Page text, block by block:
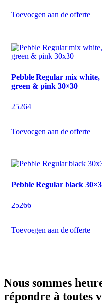
Toevoegen aan de offerte
Pebble Regular mix white,
green & pink 30×30
25264
Toevoegen aan de offerte
Pebble Regular black
25266
Toevoegen aan de offerte
Nous sommes
répondre à toutes